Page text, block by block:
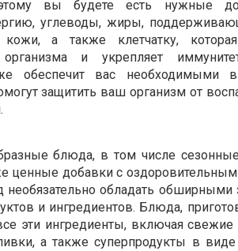
этому вы будете есть нужные
углеводы, жиры,
а также клетчатку,
и укрепляет
обеспечит вас необходимыми
защитить ваш организм от
блюда, в том числе
ценные добавки с
обладать обширными
и ингредиентов. Блюда,
эти ингредиенты, включая
а также суперпродукты в виде